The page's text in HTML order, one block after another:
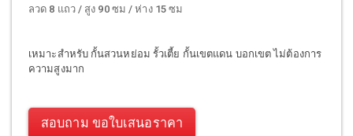
ลวด 8 แถว / สูง 90 ซม / ห่าง 15 ซม
เหมาะสำหรับ กั้นสวนหย่อม รั้วเตี้ย กั้นเขตแดน บอกเขต ไม่ต้องการ
ความสูงมาก
สอบถาม ขอใบเสนอราคา